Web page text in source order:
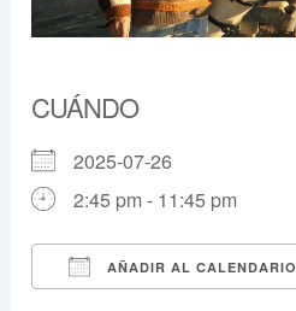
CUÁNDO
2025-07-26
2:45 pm - 11:45 pm
AÑADIR AL CALENDARIO